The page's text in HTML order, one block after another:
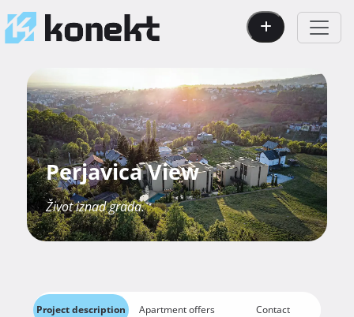
Perjavica View
Život iznad grada.
Project description Apartment offers Contact